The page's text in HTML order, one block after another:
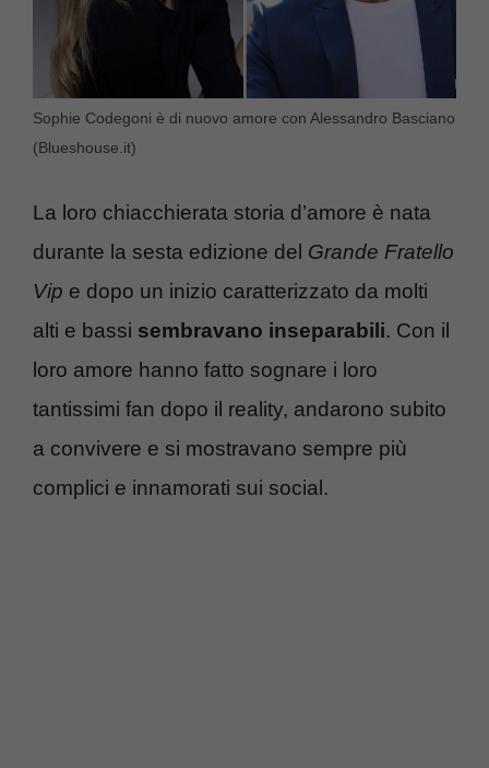
Sophie Codegoni è di nuovo amore con Alessandro Basciano
(Blueshouse.it)
La loro chiacchierata storia d’amore è nata
durante la sesta edizione del Grande Fratello
Vip e dopo un inizio caratterizzato da molti
alti e bassi sembravano inseparabili. Con il
loro amore hanno fatto sognare i loro
tantissimi fan dopo il reality, andarono subito
a convivere e si mostravano sempre più
complici e innamorati sui social.